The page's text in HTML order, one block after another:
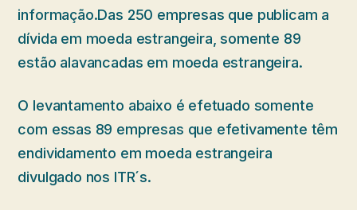
informação.Das 250 empresas que publicam a
dívida em moeda estrangeira, somente 89
estão alavancadas em moeda estrangeira.
O levantamento abaixo é efetuado somente
com essas 89 empresas que efetivamente têm
endividamento em moeda estrangeira
divulgado nos ITR´s.